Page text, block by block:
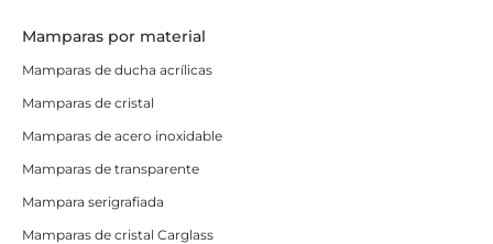
Mamparas por material
Mamparas de ducha acrílicas
Mamparas de cristal
Mamparas de acero inoxidable
Mamparas de transparente
Mampara serigrafiada
Mamparas de cristal Carglass